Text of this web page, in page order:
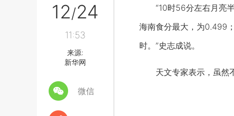
12/24
11:53
来源:
新华网
微信
“10时56分左右月亮半
海南食分最大，为0.499
时。”史志成说。
天文专家表示，虽然不